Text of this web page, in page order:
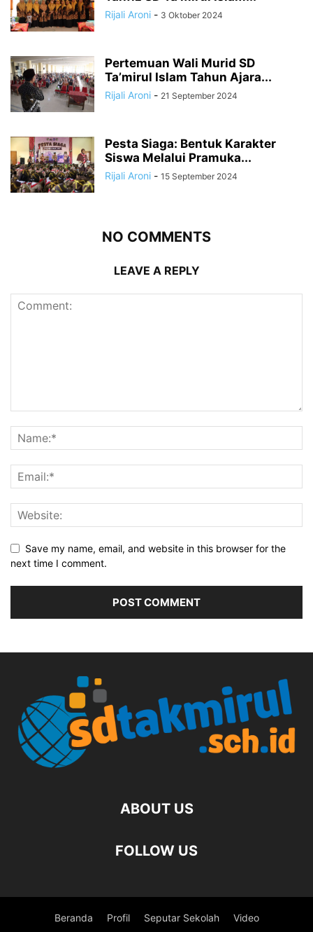
Rijali Aroni - 3 Oktober 2024
Pertemuan Wali Murid SD
Ta’mirul Islam Tahun Ajara...
Rijali Aroni - 21 September 2024
Pesta Siaga: Bentuk Karakter
Siswa Melalui Pramuka...
Rijali Aroni - 15 September 2024
NO COMMENTS
LEAVE A REPLY
Save my name, email, and website in this browser for the
next time I comment.
ABOUT US
FOLLOW US
Beranda Profil Seputar Sekolah Video